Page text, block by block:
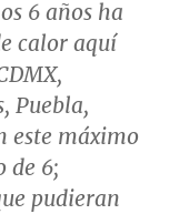
6 años ha
calor aquí
Puebla,
este máximo
de 6;
pudieran